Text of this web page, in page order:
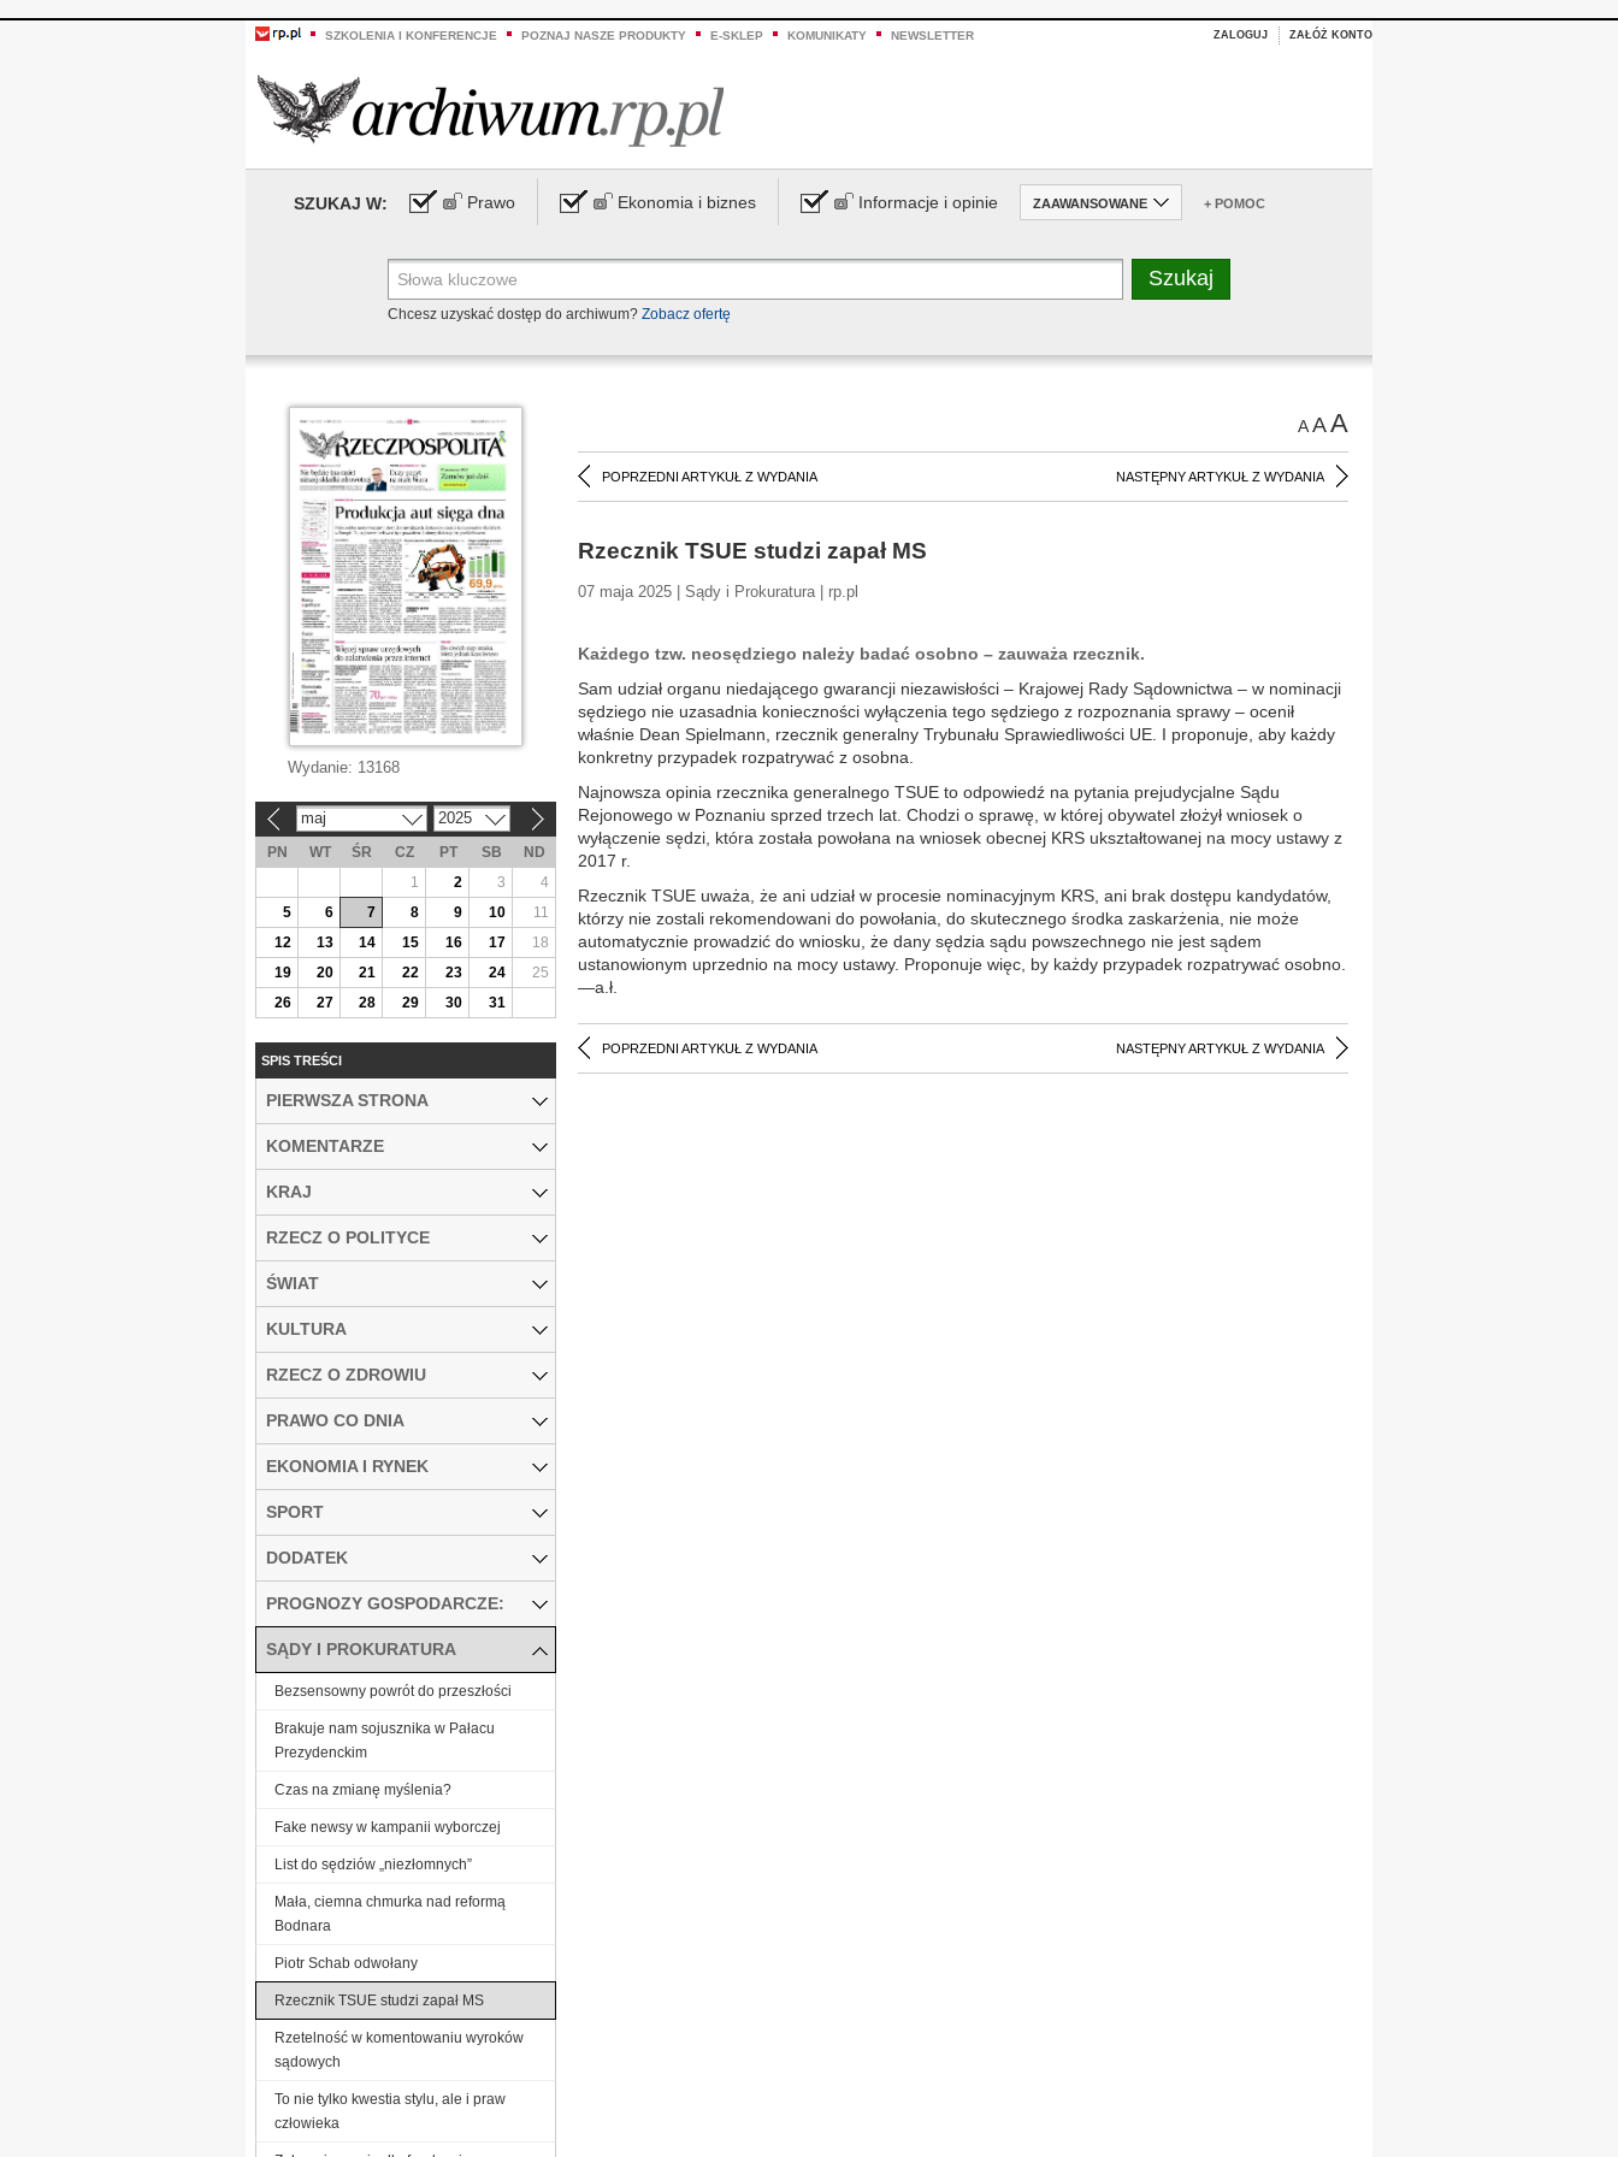
SZKOLENIA I KONFERENCJE POZNAJ NASZE PRODUKTY E-SKLEP KOMUNIKATY NEWSLETTER ZALOGUJ ZAŁÓŻ KONTO
SZUKAJ W: Prawo Ekonomia i biznes Informacje i opinie ZAAWANSOWANE + POMOC
Chcesz uzyskać dostęp do archiwum? Zobacz ofertę
AAA
POPRZEDNI ARTYKUŁ Z WYDANIA NASTĘPNY ARTYKUŁ Z WYDANIA
Rzecznik TSUE studzi zapał MS
07 maja 2025 | Sądy i Prokuratura | rp.pl
Każdego tzw. neosędziego należy badać osobno – zauważa rzecznik.
Sam udział organu niedającego gwarancji niezawisłości – Krajowej Rady Sądownictwa – w nominacji
sędziego nie uzasadnia konieczności wyłączenia tego sędziego z rozpoznania sprawy – ocenił
właśnie Dean Spielmann, rzecznik generalny Trybunału Sprawiedliwości UE. I proponuje, aby każdy
konkretny przypadek rozpatrywać z osobna.
Najnowsza opinia rzecznika generalnego TSUE to odpowiedź na pytania prejudycjalne Sądu
Rejonowego w Poznaniu sprzed trzech lat. Chodzi o sprawę, w której obywatel złożył wniosek o
wyłączenie sędzi, która została powołana na wniosek obecnej KRS ukształtowanej na mocy ustawy z
2017 r.
Rzecznik TSUE uważa, że ani udział w procesie nominacyjnym KRS, ani brak dostępu kandydatów,
którzy nie zostali rekomendowani do powołania, do skutecznego środka zaskarżenia, nie może
automatycznie prowadzić do wniosku, że dany sędzia sądu powszechnego nie jest sądem
ustanowionym uprzednio na mocy ustawy. Proponuje więc, by każdy przypadek rozpatrywać osobno.
—a.ł.
POPRZEDNI ARTYKUŁ Z WYDANIA NASTĘPNY ARTYKUŁ Z WYDANIA
Wydanie: 13168
maj 2025
PN WT ŚR CZ PT SB
ND
1
2 3
4
5
6 7 8 9 10
11
12
13 14 15 16 17
18
19
20 21 22 23 24
25
26
27 28 29 30 31
SPIS TREŚCI
PIERWSZA STRONA
KOMENTARZE
KRAJ
RZECZ O POLITYCE
ŚWIAT
KULTURA
RZECZ O ZDROWIU
PRAWO CO DNIA
EKONOMIA I RYNEK
SPORT
DODATEK
PROGNOZY GOSPODARCZE:
SĄDY I PROKURATURA
Bezsensowny powrót do przeszłości
Brakuje nam sojusznika w Pałacu
Prezydenckim
Czas na zmianę myślenia?
Fake newsy w kampanii wyborczej
List do sędziów „niezłomnych”
Mała, ciemna chmurka nad reformą
Bodnara
Piotr Schab odwołany
Rzecznik TSUE studzi zapał MS
Rzetelność w komentowaniu wyroków
sądowych
To nie tylko kwestia stylu, ale i praw
człowieka